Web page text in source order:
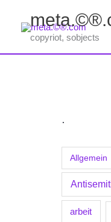
springencopyriot, sobjects
.
Allgemein
arbeit